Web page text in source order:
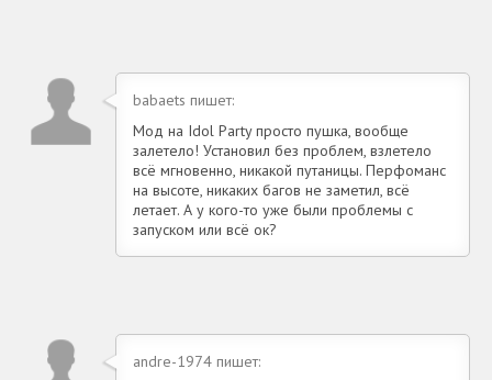
babaets пишет:
Мод на Idol Party просто пушка, вообще
залетело! Установил без проблем, взлетело
всё мгновенно, никакой путаницы. Перфоманс
на высоте, никаких багов не заметил, всё
летает. А у кого-то уже были проблемы с
запуском или всё ок?
andre-1974 пишет: